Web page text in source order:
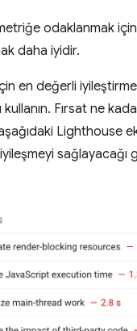
odaklanmak
daha iyidir.
en değerli
Fırsat ne
Lighthouse
sağlayacağı